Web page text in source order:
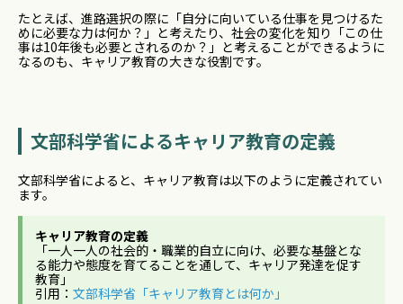
たとえば、進路選択の際に「自分に向いている仕事を見つけるた
めに必要な力は何か？」と考えたり、社会の変化を知り「この仕
事は10年後も必要とされるのか？」と考えることができるように
なるのも、キャリア教育の大きな役割です。
文部科学省によるキャリア教育の定義
文部科学省によると、キャリア教育は以下のように定義されてい
ます。
キャリア教育の定義
「一人一人の社会的・職業的自立に向け、必要な基盤とな
る能力や態度を育てることを通して、キャリア発達を促す
教育」
引用： 文部科学省「キャリア教育とは何か」